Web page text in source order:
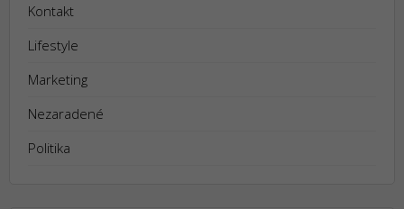
Kontakt
Lifestyle
Marketing
Nezaradené
Politika